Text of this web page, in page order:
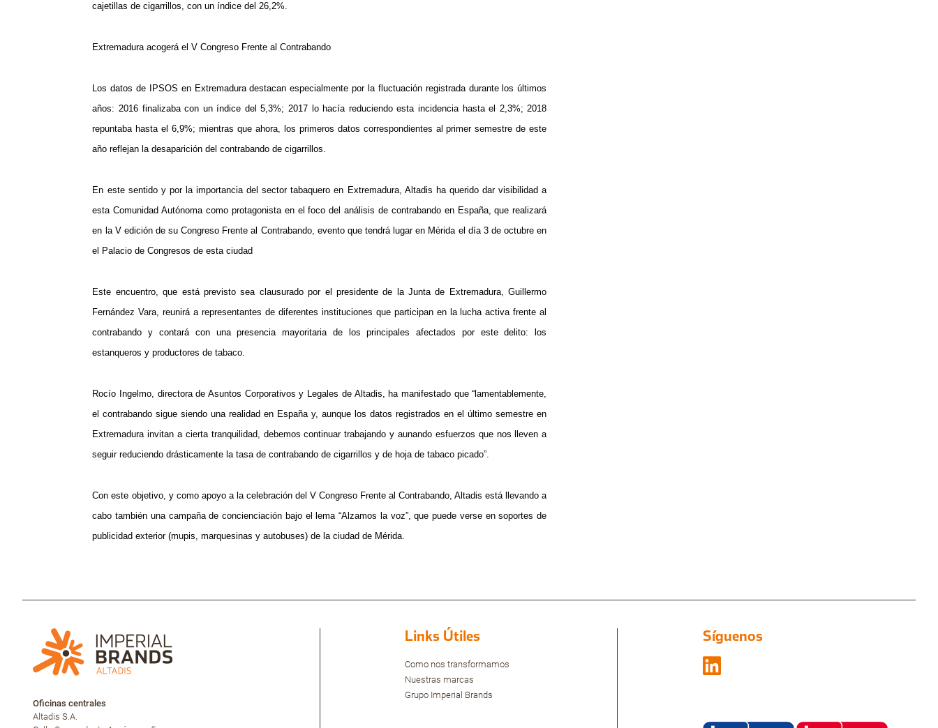
cajetillas de cigarrillos, con un índice del 26,2%.
Extremadura acogerá el V Congreso Frente al Contrabando
Los datos de IPSOS en Extremadura destacan especialmente por la fluctuación registrada durante los últimos
años: 2016 finalizaba con un índice del 5,3%; 2017 lo hacía reduciendo esta incidencia hasta el 2,3%; 2018
repuntaba hasta el 6,9%; mientras que ahora, los primeros datos correspondientes al primer semestre de este
año reflejan la desaparición del contrabando de cigarrillos.
En este sentido y por la importancia del sector tabaquero en Extremadura, Altadis ha querido dar visibilidad a
esta Comunidad Autónoma como protagonista en el foco del análisis de contrabando en España, que realizará
en la V edición de su Congreso Frente al Contrabando, evento que tendrá lugar en Mérida el día 3 de octubre en
el Palacio de Congresos de esta ciudad
Este encuentro, que está previsto sea clausurado por el presidente de la Junta de Extremadura, Guillermo
Fernández Vara, reunirá a representantes de diferentes instituciones que participan en la lucha activa frente al
contrabando y contará con una presencia mayoritaria de los principales afectados por este delito: los
estanqueros y productores de tabaco.
Rocío Ingelmo, directora de Asuntos Corporativos y Legales de Altadis, ha manifestado que “lamentablemente,
el contrabando sigue siendo una realidad en España y, aunque los datos registrados en el último semestre en
Extremadura invitan a cierta tranquilidad, debemos continuar trabajando y aunando esfuerzos que nos lleven a
seguir reduciendo drásticamente la tasa de contrabando de cigarrillos y de hoja de tabaco picado”.
Con este objetivo, y como apoyo a la celebración del V Congreso Frente al Contrabando, Altadis está llevando a
cabo también una campaña de concienciación bajo el lema “Alzamos la voz”, que puede verse en soportes de
publicidad exterior (mupis, marquesinas y autobuses) de la ciudad de Mérida.
Oficinas centrales
Altadis S.A.
Links Útiles
Como nos transformamos
Nuestras marcas
Grupo Imperial Brands
Síguenos